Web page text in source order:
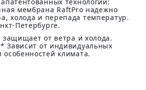
технологий:
мембрана RaftPro надежно
холода и перепада температур.
Петербурге.
от ветра и холода.
Зависит от индивидуальных
климата.